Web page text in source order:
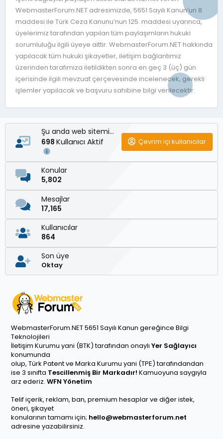
WebmasterForum.NET adresimizde, 5651 Sayılı Kanun’un 8.
maddesi ile Türk Ceza Kanunu’nun 125. maddesi uyarınca,
üyelerimiz tarafından yapılan tüm paylaşımların hukuki
sorumluluğu ilgili üyeye aittir. WebmasterForum.NET hakkında
yapılacak tüm hukuki şikayetler, iletişim bağlantımız
üzerinden tarafımıza iletildikten sonra en geç 3 (üç) gün
içerisinde ilgili mevzuat çerçevesinde incelenecek, gerekli
işlemler yapılacak ve başvuru sahibine bilgi verilecektir.
Şu anda web sitemizde
698 Kullanıcı Aktif Çevrim içi kullanıcılar
Konular
5,802
Mesajlar
17,165
Kullanıcılar
864
Son üye
Oktay
WebmasterForum.NET 5651 Sayılı Kanun gereğince Bilgi
Teknolojileri
İletişim Kurumu yani (BTK) tarafından onaylı Yer Sağlayıcı
konumunda
olup, Türk Patent ve Marka Kurumu yani (TPE) tarafındandan
ise 3 sınıfta Tescillenmiş Bir Markadır! Kamuoyuna saygıyla
arz ederiz. WFN Yönetim
Telif içerik, reklam, ban, premium hesaplar ve diğer istek,
öneri, şikayet
konularının tamamı için; hello@webmasterforum.net
adresine yazabilirsiniz.